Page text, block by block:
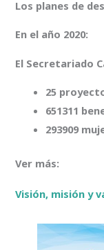
Los planes de
En el año 2020:
El Secretariado
25
651311
293909
Ver más:
Visión, misión y